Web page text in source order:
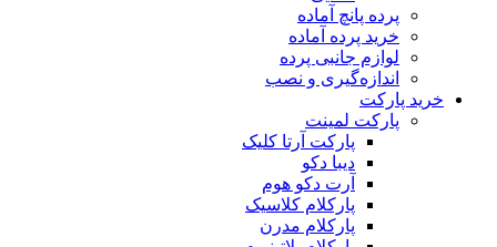
پرده پانچ آماده
خرید پرده آماده
لوازم جانبی پرده
اندازه‌گیری و نصب
خرید پارکت
پارکت لمینت
پارکت آرتا کلیک
دیبا دکو
آرت دکو هوم
پارکلام کلاسیک
پارکلام مدرن